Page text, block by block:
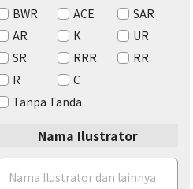
BWR
ACE
SAR
AR
K
UR
SR
RRR
RR
R
C
Tanpa Tanda
Nama Ilustrator